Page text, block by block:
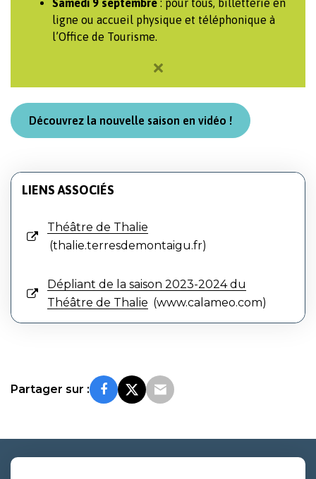
×
Samedi 9 septembre : pour tous, billetterie en
ligne ou accueil physique et téléphonique à
l’Office de Tourisme.
Découvrez la nouvelle saison en vidéo !
LIENS ASSOCIÉS
Théâtre de Thalie
thalie.terresdemontaigu.fr
Dépliant de la saison 2023-2024 du
Théâtre de Thalie
www.calameo.com
Partager sur :